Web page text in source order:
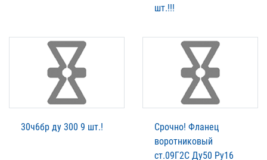
шт.!!!
30ч6бр ду 300 9 шт.!
Срочно! Фланец
воротниковый
ст.09Г2С Ду50 Ру16